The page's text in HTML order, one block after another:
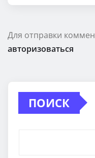
Для отправки
авторизоваться
ПОИСК